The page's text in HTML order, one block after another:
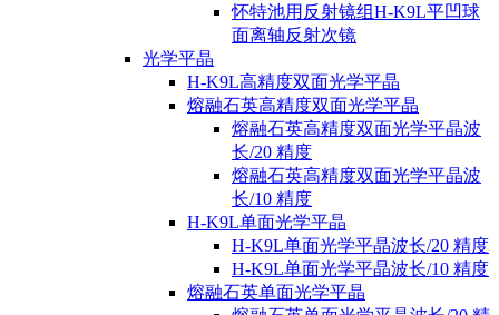
怀特池用反射镜组H-K9L平凹球
面离轴反射次镜
光学平晶
H-K9L高精度双面光学平晶
熔融石英高精度双面光学平晶
熔融石英高精度双面光学平晶波
长/20 精度
熔融石英高精度双面光学平晶波
长/10 精度
H-K9L单面光学平晶
H-K9L单面光学平晶波长/20 精度
H-K9L单面光学平晶波长/10 精度
熔融石英单面光学平晶